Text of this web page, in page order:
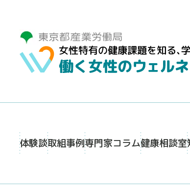
体験談取組事例専門家コラム健康相談室